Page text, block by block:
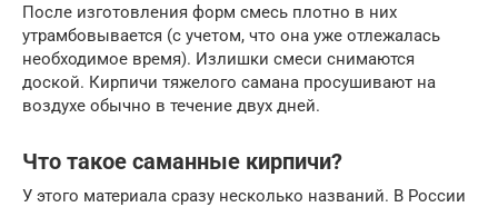
После изготовления форм смесь плотно в них
утрамбовывается (с учетом, что она уже отлежалась
необходимое время). Излишки смеси снимаются
доской. Кирпичи тяжелого самана просушивают на
воздухе обычно в течение двух дней.
Что такое саманные кирпичи?
У этого материала сразу несколько названий. В России